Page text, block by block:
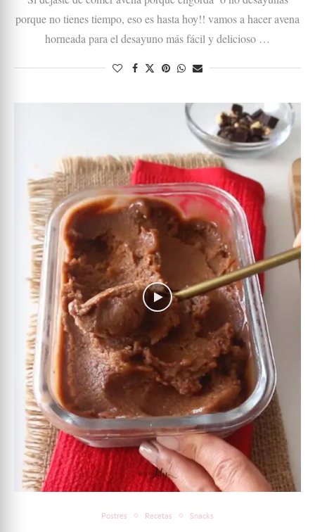
porque no tienes tiempo, eso es hasta hoy!! vamos a hacer avena
horneada para el desayuno más fácil y delicioso …
Postres Recetas Snacks